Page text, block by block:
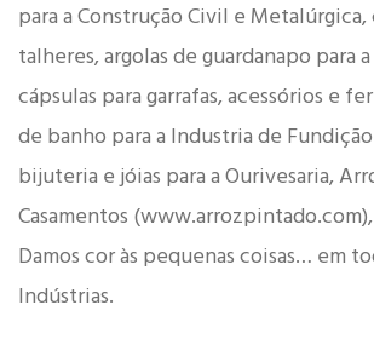
para a Construção Civil e Metalúrgica,
talheres, argolas de guardanapo para
cápsulas para garrafas, acessórios e
de banho para a Industria de
bijuteria e jóias para a Ourivesaria,
Casamentos
Damos cor às pequenas coisas… em
Indústrias.